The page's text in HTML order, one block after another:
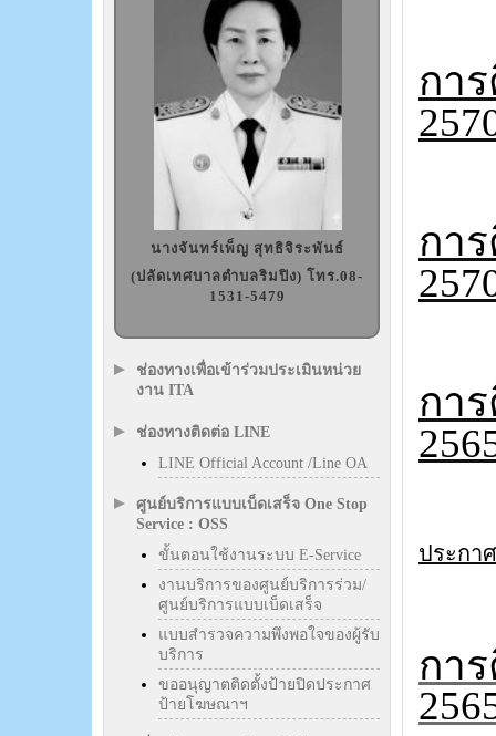
นางจันทร์เพ็ญ สุทธิจิระพันธ์
(ปลัดเทศบาลตำบลริมปิง) โทร.08-
1531-5479
ช่องทางเพื่อเข้าร่วมประเมินหน่วย
งาน ITA
ช่องทางติดต่อ LINE
LINE Official Account /Line OA
ศูนย์บริการแบบเบ็ดเสร็จ One Stop
Service : OSS
ขั้นตอนใช้งานระบบ E-Service
งานบริการของศูนย์บริการร่วม/
ศูนย์บริการแบบเบ็ดเสร็จ
แบบสำรวจความพึงพอใจของผู้รับ
บริการ
ขออนุญาตติดตั้งป้ายปิดประกาศ
ป้ายโฆษณาฯ
กา
กา
กา
ประกา
กา